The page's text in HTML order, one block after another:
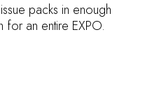
packs in enough
for an entire EXPO.